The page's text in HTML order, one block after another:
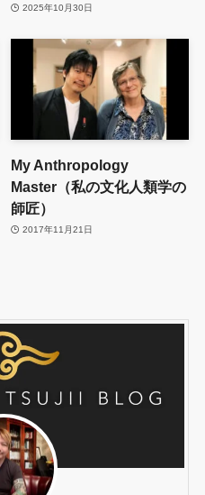
2025年10月30日
My Anthropology
Master（私の文化人類学の
師匠）
2017年11月21日